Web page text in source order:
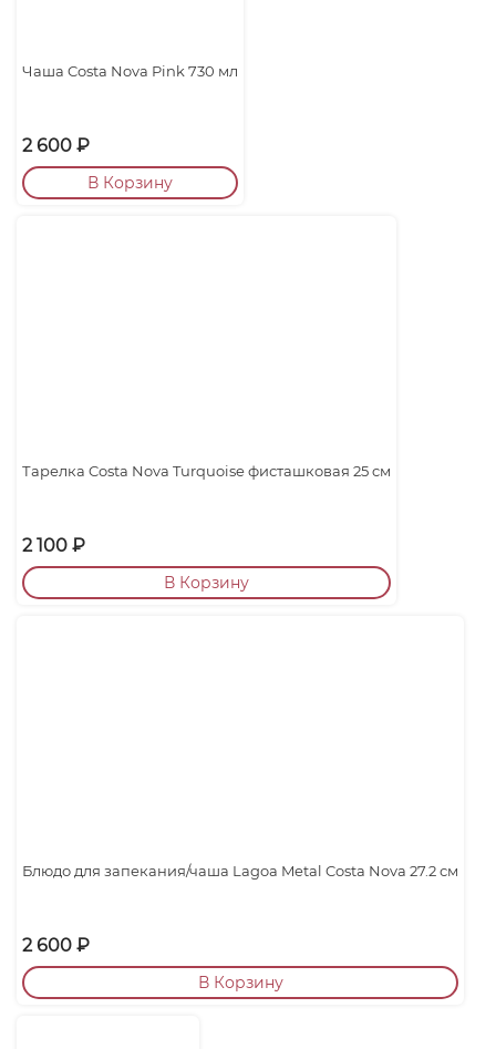
Чаша Costa Nova Pink 730 мл
2 600 ₽
В Корзину
Тарелка Costa Nova Turquoise фисташковая 25 cм
2 100 ₽
В Корзину
Блюдо для запекания/чаша Lagoa Metal Costa Nova 27.2 см
2 600 ₽
В Корзину